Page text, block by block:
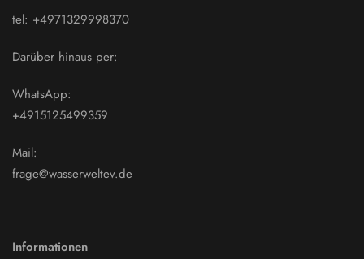
tel: +4971329998370
Darüber hinaus per:
WhatsApp:
+4915125499359
Mail:
frage@wasserweltev.de
Informationen